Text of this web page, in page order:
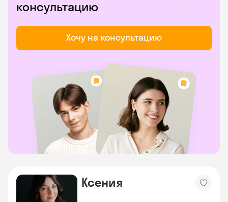
консультацию
Хочу на консультацию
Ксения